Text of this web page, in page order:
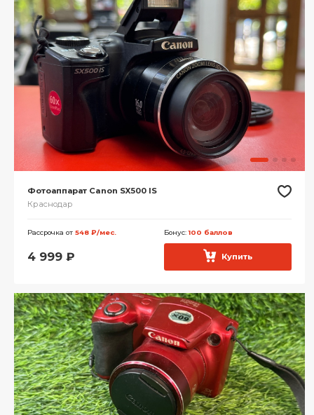
Фотоаппарат Canon SX500 IS
Краснодар
Рассрочка от 548 ₽/мес. Бонус:100 баллов
4 999 ₽ Купить